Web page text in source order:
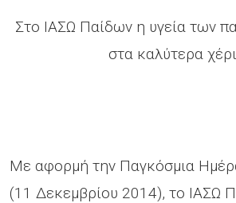
Στο ΙΑΣΩ Παίδων η υγεία των
στα καλύτερα
Με αφορμή την Παγκόσμια
(11 Δεκεμβρίου 2014), το ΙΑΣΩ